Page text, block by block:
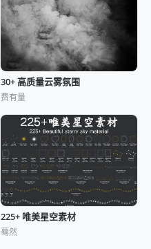
30+ 高质量云雾氛围
费有量
225+ 唯美星空素材
蓦然